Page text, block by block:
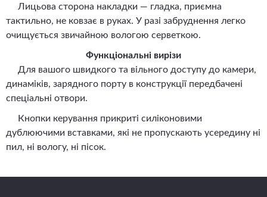
Лицьова сторона накладки — гладка, приємна
тактильно, не ковзає в руках. У разі забруднення легко
очищується звичайною вологою серветкою.
Функціональні вирізи
Для вашого швидкого та вільного доступу до камери,
динаміків, зарядного порту в конструкції передбачені
спеціальні отвори.
Кнопки керування прикриті силіконовими
дублюючими вставками, які не пропускають усередину ні
пил, ні вологу, ні пісок.